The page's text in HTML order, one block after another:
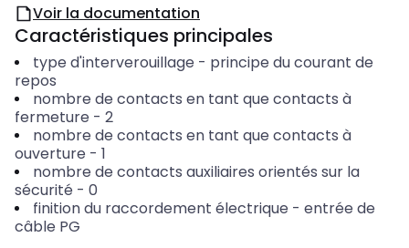
Voir la documentation
Caractéristiques principales
type d'interverouillage - principe du courant de
repos
nombre de contacts en tant que contacts à
fermeture - 2
nombre de contacts en tant que contacts à
ouverture - 1
nombre de contacts auxiliaires orientés sur la
sécurité - 0
finition du raccordement électrique - entrée de
câble PG